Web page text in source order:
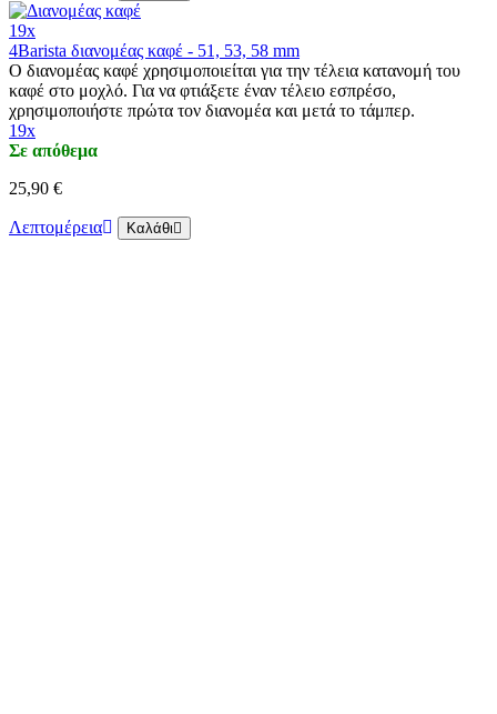
19x
4Barista διανομέας καφέ - 51, 53, 58 mm
Ο διανομέας καφέ χρησιμοποιείται για την τέλεια κατανομή του
καφέ στο μοχλό. Για να φτιάξετε έναν τέλειο εσπρέσο,
χρησιμοποιήστε πρώτα τον διανομέα και μετά το τάμπερ.
19x
Σε απόθεμα
25,90 €
Λεπτομέρεια Καλάθι